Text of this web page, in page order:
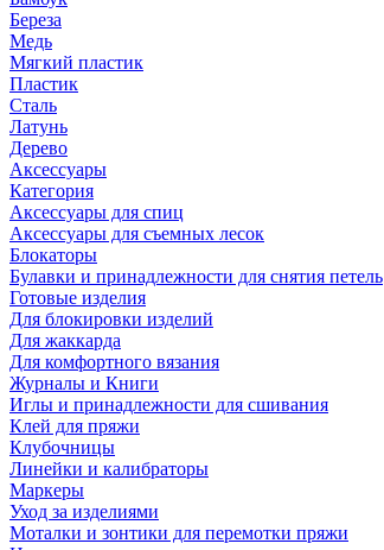
Береза
Медь
Мягкий пластик
Пластик
Сталь
Латунь
Дерево
Аксессуары
Категория
Аксессуары для спиц
Аксессуары для съемных лесок
Блокаторы
Булавки и принадлежности для снятия петель
Готовые изделия
Для блокировки изделий
Для жаккарда
Для комфортного вязания
Журналы и Книги
Иглы и принадлежности для сшивания
Клей для пряжи
Клубочницы
Линейки и калибраторы
Маркеры
Уход за изделиями
Моталки и зонтики для перемотки пряжи